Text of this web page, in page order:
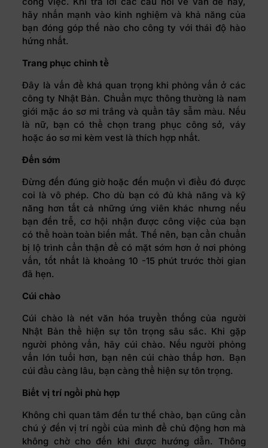
hãy nhấn mạnh vào kinh nghiệm và khả năng của
bạn đóng góp thế nào cho công ty với thái độ hào
hứng nhất.
Trang phục chỉnh tề
Đây là vấn đề khá quan trọng khi phỏng vấn ở các
công ty Nhật Bản. Chuẩn mực thông thường là nam
giới mặc áo sơ mi trắng và quần tây sẫm màu. Nếu
là nữ, bạn có thể chọn trang phục công sở, váy
hoặc áo sơ mi kèm vest là thích hợp nhất.
Đến sớm
Đừng đến đúng giờ hoặc đến muộn vì điều đó được
coi là vô phép. Cho dù bạn có đủ khả năng và kỹ
năng hơn tất cả những ứng viên khác nhưng nếu
bạn đến trễ, cơ hội nhận được công việc của bạn
có thể hoàn toàn biến mất. Thế nên, bạn cần chuẩn
bị lộ trình cẩn thận để có mặt sớm hơn ở nơi phỏng
vấn, tốt nhất là khoảng 10 -15 phút trước thời gian
đã hẹn.
Cúi chào
Cúi chào là nét văn hóa truyền thống của người
Nhật Bản thể hiện sự tôn trọng sâu sắc. Khi gặp
người phỏng vấn, hãy cúi chào. Nếu người phỏng
vấn lớn tuổi hơn, bạn nên cúi chào thấp hơn. Bạn
cúi đầu càng lâu, bạn càng thể hiện sự tôn trọng.
Biết vị trí ngồi phù hợp
Không chỉ quan tâm đến tư thế chào, bạn cũng cần
chú ý đến vị trí ngồi của mình để chủ động hơn mà
không chờ cho đến khi được hướng dẫn. Thông